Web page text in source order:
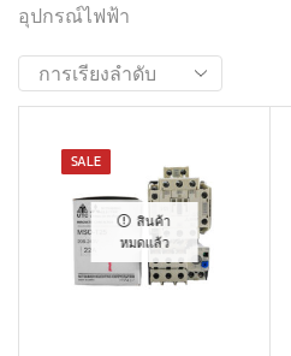
อุปกรณ์ไฟฟ้า
SALE
สินค้า
หมดแล้ว